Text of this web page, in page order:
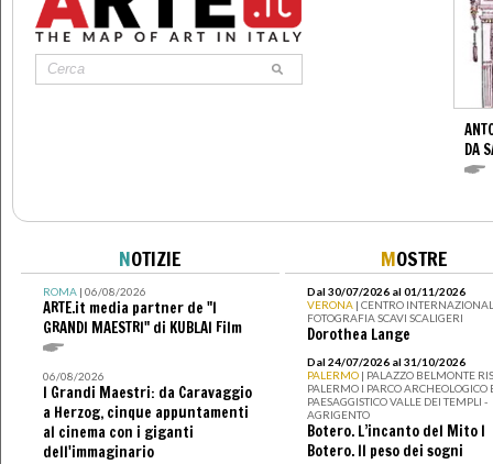
DA
NOTIZIE
ROMA| 06/08/2026
ARTE.it media partner de "I
GRANDI MAESTRI" di KUBLAI Film
06/08/2026
I Grandi Maestri: da Caravaggio
a Herzog, cinque appuntamenti
al cinema con i giganti
dell'immaginario
MOSTRE
Dal 30/07/2026 al 01/11/2026
VERONA | CENTRO
FOTOGRAFIA SCAVI SCALIGERI
Dorothea Lange
Dal 24/07/2026 al 31/10/2026
PALERMO | PALAZZO BELMONTE
PALERMO I PARCO ARCHEOLOGICO
PAESAGGISTICO VALLE DEI TEMPLI -
AGRIGENTO
Botero. L’incanto del Mito I
Botero. Il peso dei sogni